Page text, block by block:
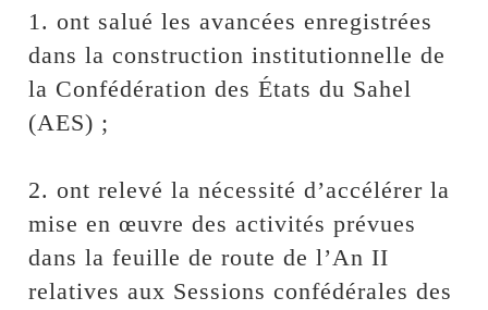
1. ont salué les avancées enregistrées
dans la construction institutionnelle de
la Confédération des États du Sahel
(AES) ;
2. ont relevé la nécessité d’accélérer la
mise en œuvre des activités prévues
dans la feuille de route de l’An II
relatives aux Sessions confédérales des